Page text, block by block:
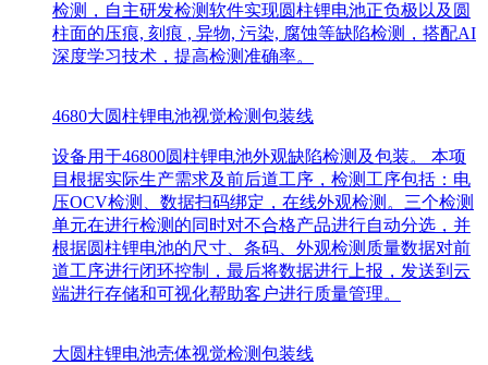
检测，自主研发检测软件实现圆柱锂电池正负极以及圆
柱面的压痕, 刻痕 , 异物, 污染, 腐蚀等缺陷检测，搭配AI
深度学习技术，提高检测准确率。
4680大圆柱锂电池视觉检测包装线
设备用于46800圆柱锂电池外观缺陷检测及包装。 本项
目根据实际生产需求及前后道工序，检测工序包括：电
压OCV检测、数据扫码绑定，在线外观检测。三个检测
单元在进行检测的同时对不合格产品进行自动分选，并
根据圆柱锂电池的尺寸、条码、外观检测质量数据对前
道工序进行闭环控制，最后将数据进行上报，发送到云
端进行存储和可视化帮助客户进行质量管理。
大圆柱锂电池壳体视觉检测包装线